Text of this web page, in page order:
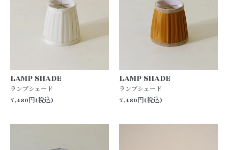
LAMP SHADE
ランプシェード
7,480円(税込)
LAMP SHADE
ランプシェード
7,480円(税込)